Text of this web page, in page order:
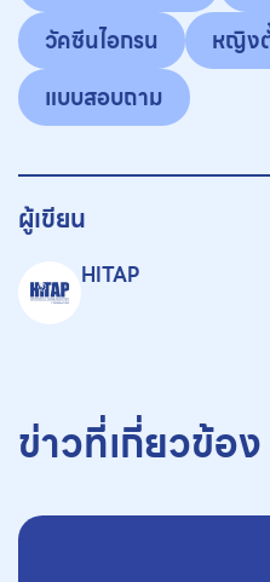
วัคซีนไอกรน
หญิง
แบบสอบถาม
ผู้เขียน
HITAP
ข่าวที่เกี่ยวข้อง